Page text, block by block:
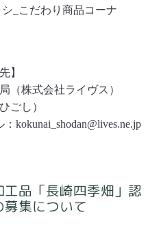
_こだわり商品コーナ
】
株式会社ライヴス）
ごし）
kokunai_shodan@lives.ne.jp
品「長崎四季畑」認
集について